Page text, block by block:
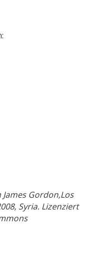
James Gordon,Los
Syria. Lizenziert